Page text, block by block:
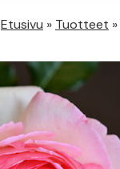
Etusivu » Tuotteet »